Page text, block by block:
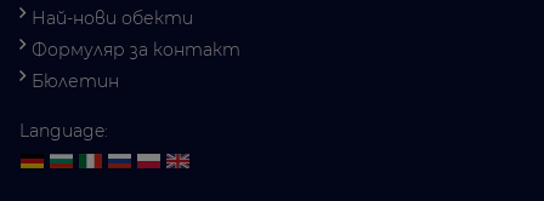
Най-нови обекти
Формуляр за контакт
Бюлетин
Language: